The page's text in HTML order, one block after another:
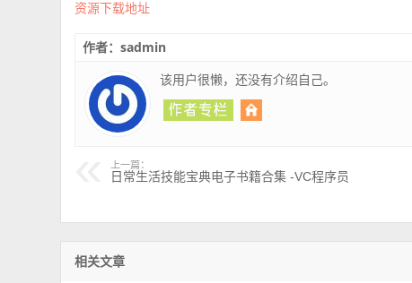
资源下载地址
作者：sadmin
该用户很懒，还没有介绍自己。
上一篇：
日常生活技能宝典电子书籍合集 -VC程序员
相关文章